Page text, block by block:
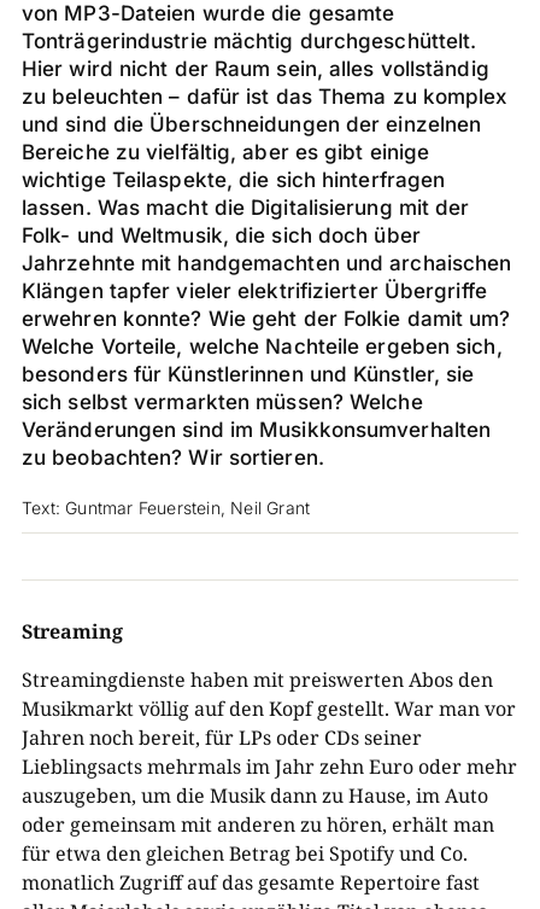
von MP3-Dateien wurde die gesamte
Tonträgerindustrie mächtig durchgeschüttelt.
Hier wird nicht der Raum sein, alles vollständig
zu beleuchten – dafür ist das Thema zu komplex
und sind die Überschneidungen der einzelnen
Bereiche zu vielfältig, aber es gibt einige
wichtige Teilaspekte, die sich hinterfragen
lassen. Was macht die Digitalisierung mit der
Folk- und Weltmusik, die sich doch über
Jahrzehnte mit handgemachten und archaischen
Klängen tapfer vieler elektrifizierter Übergriffe
erwehren konnte? Wie geht der Folkie damit um?
Welche Vorteile, welche Nachteile ergeben sich,
besonders für Künstlerinnen und Künstler, sie
sich selbst vermarkten müssen? Welche
Veränderungen sind im Musikkonsumverhalten
zu beobachten? Wir sortieren.
Text: Guntmar Feuerstein, Neil Grant
Streaming
Streamingdienste haben mit preiswerten Abos den
Musikmarkt völlig auf den Kopf gestellt. War man vor
Jahren noch bereit, für LPs oder CDs seiner
Lieblingsacts mehrmals im Jahr zehn Euro oder mehr
auszugeben, um die Musik dann zu Hause, im Auto
oder gemeinsam mit anderen zu hören, erhält man
für etwa den gleichen Betrag bei Spotify und Co.
monatlich Zugriff auf das gesamte Repertoire fast